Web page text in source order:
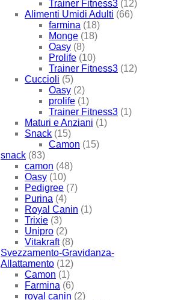
Trainer Fitness3 (12)
Alimenti Umidi Adulti (66)
farmina (18)
Monge (18)
Oasy (8)
Prolife (10)
Trainer Fitness3 (12)
Cuccioli (5)
Oasy (2)
prolife (1)
Trainer Fitness3 (1)
Maturi e Anziani (1)
Snack (15)
Camon (15)
snack (83)
camon (48)
Oasy (10)
Pedigree (7)
Purina (4)
Royal Canin (1)
Trixie (3)
Unipro (2)
Vitakraft (8)
Svezzamento-Gravidanza-
Allattamento (12)
Camon (1)
Farmina (6)
royal canin (2)